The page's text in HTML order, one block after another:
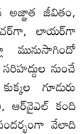
జీవితం,
లాయర్‌గా
మునుసాగిందో
నుంచే
గూడురు
ఆర్‌వైఎల్‌ కంది
వేలాది